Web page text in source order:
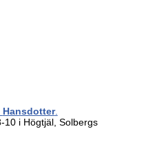
Hansdotter.
10 i Högtjäl, Solbergs